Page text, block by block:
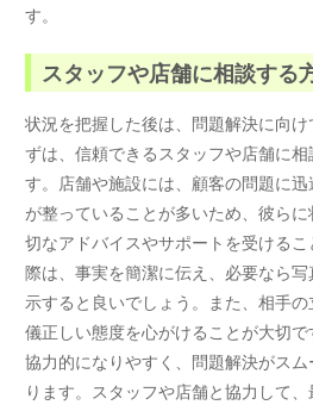
す。
スタッフや店舗に相談する
状況を把握した後は、問題解決に向
ずは、信頼できるスタッフや店舗に
す。店舗や施設には、顧客の問題に
が整っていることが多いため、彼ら
切なアドバイスやサポートを受ける
際は、事実を簡潔に伝え、必要なら
示すると良いでしょう。また、相手
儀正しい態度を心がけることが大切
協力的になりやすく、問題解決がス
ります。スタッフや店舗と協力して